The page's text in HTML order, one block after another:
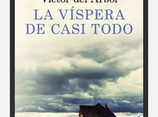
5% paraantiguos alumnos
5% si se tiene el Carnet Jove
5% si se está en el paro
5% si se es Jubilado o Pensionista
5% si se posee Carnet de Estudiante
5% por matricularse a más de un bloque o
curso.
(Descuentos acumulables hasta un 10%.)